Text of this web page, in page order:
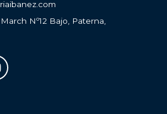
Nº12 Bajo, Paterna,